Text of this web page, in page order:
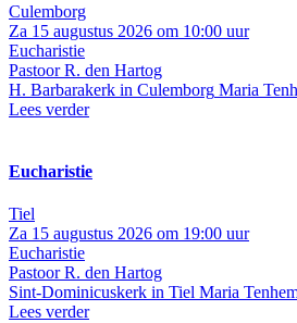
Culemborg
Za 15 augustus 2026 om 10:00 uur
Eucharistie
Pastoor R. den Hartog
H. Barbarakerk in Culemborg Maria
Lees verder
Eucharistie
Tiel
Za 15 augustus 2026 om 19:00 uur
Eucharistie
Pastoor R. den Hartog
Sint-Dominicuskerk in Tiel Maria
Lees verder